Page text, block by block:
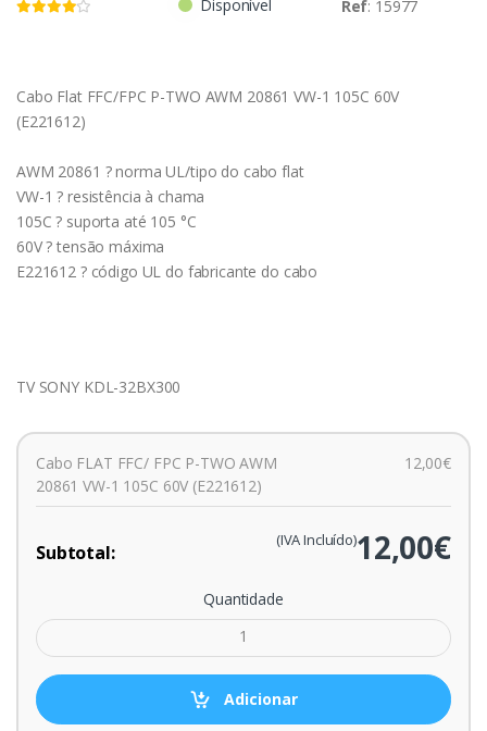
Disponível Ref: 15977
Cabo Flat FFC/FPC P-TWO AWM 20861 VW-1 105C 60V
(E221612)
AWM 20861 ? norma UL/tipo do cabo flat
VW-1 ? resistência à chama
105C ? suporta até 105 °C
60V ? tensão máxima
E221612 ? código UL do fabricante do cabo
TV SONY KDL-32BX300
Cabo FLAT FFC/ FPC P-TWO AWM
20861 VW-1 105C 60V (E221612)
12,00€
Subtotal: 12,00€
(IVA Incluído)
Quantidade
Adicionar